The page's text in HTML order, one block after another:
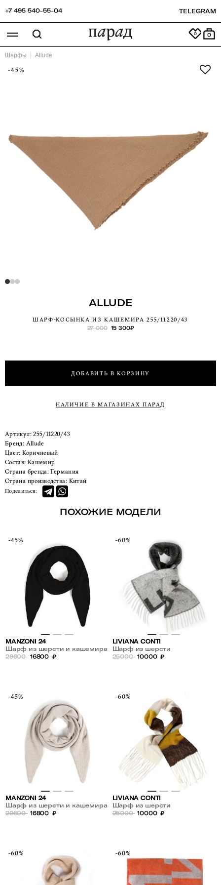
+7 495 540-55-04 TELEGRAM
0
Шарфы Allude
-45%
ALLUDE
ШАРФ-КОСЫНКА ИЗ КАШЕМИРА 255/11220/43
27 000 15 300₽
ДОБАВИТЬ В КОРЗИНУ
НАЛИЧИЕ В МАГАЗИНАХ ПАРАД
Артикул:255/11220/43
Бренд:
Allude
Цвет:
Коричневый
Состав: Кашемир
Страна бренда: Германия
Страна производства: Китай
Поделиться:
ПОХОЖИЕ МОДЕЛИ
-45%
MANZONI 24
Шарф из шерсти и кашемира
29600 16800 ₽
-60%
LIVIANA CONTI
Шарф из шерсти
25000 10000 ₽
-45%
MANZONI 24
Шарф из шерсти и кашемира
29600 16800 ₽
-60%
LIVIANA CONTI
Шарф из шерсти
25000 10000 ₽
-60% -60%